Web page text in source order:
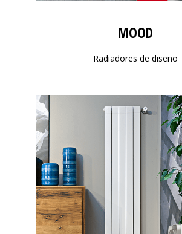
MOOD
Radiadores de diseño